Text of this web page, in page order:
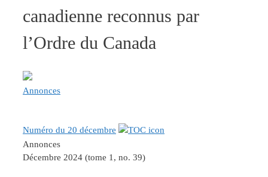
canadienne reconnus par
l’Ordre du Canada
Annonces
Numéro du 20 décembre
Annonces
Décembre 2024 (tome 1, no. 39)